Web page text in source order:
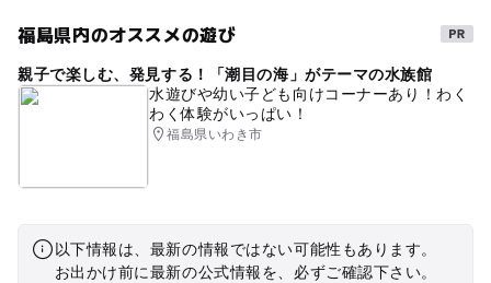
福島県内のオススメの遊び
親子で楽しむ、発見する！「潮目の海」がテーマの水族館
水遊びや幼い子ども向けコーナーあり！わく
わく体験がいっぱい！
福島県いわき市
以下情報は、最新の情報ではない可能性もあります。
お出かけ前に最新の公式情報を、必ずご確認下さい。